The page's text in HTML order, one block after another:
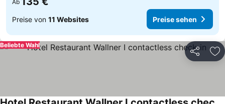
Ab
Preise von 11 Websites Preise sehen
Teilen
Beliebte Wahl